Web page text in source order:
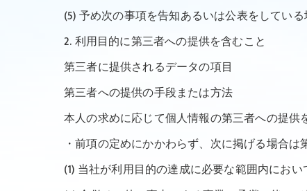
(5) 予め次の事項を告知あるいは公表をしている
2. 利用目的に第三者への提供を含むこと
第三者に提供されるデータの項目
第三者への提供の手段または方法
本人の求めに応じて個人情報の第三者への提供
・前項の定めにかかわらず、次に掲げる場合は
(1) 当社が利用目的の達成に必要な範囲内にお